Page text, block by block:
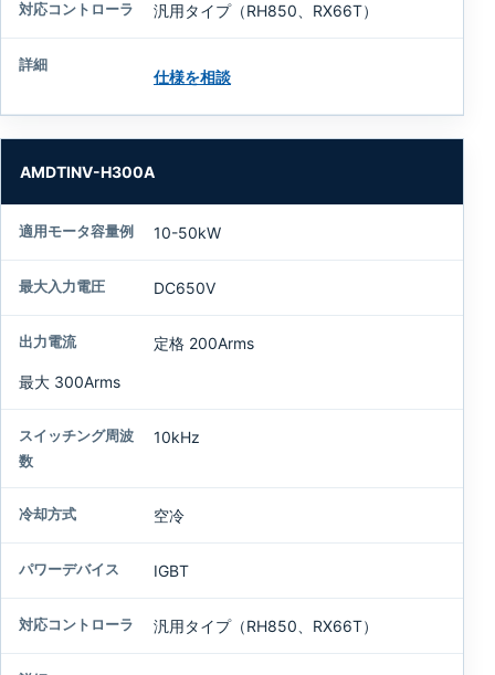
汎用タイプ（RH850、RX66T）
仕様を相談
AMDTINV-H300A
10-50kW
DC650V
定格 200Arms
最大 300Arms
10kHz
空冷
IGBT
汎用タイプ（RH850、RX66T）